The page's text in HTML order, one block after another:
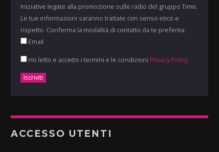
iniziative legate alla promozione sulle radio del gruppo Time.
Le tue informazioni saranno trattate con senso etico e
rispetto. Conferma la modalità di contatto da te preferita:
Email
Ho letto e accetto i termini e le condizioni Privacy Policy
ACCESSO UTENTI